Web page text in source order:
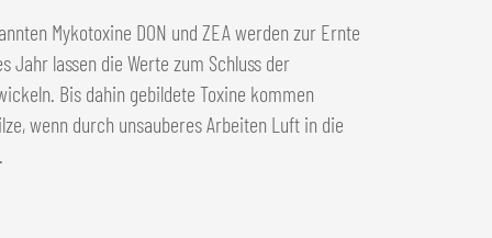
Mykotoxine DON und ZEA werden zur Ernte
Jahr lassen die Werte zum Schluss der
Bis dahin gebildete Toxine kommen
wenn durch unsauberes Arbeiten Luft in die